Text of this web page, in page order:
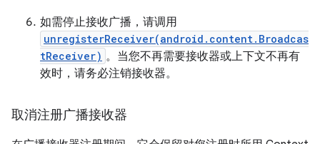
如需停止接收广播，请调用
unregisterReceiver(android.content.Broadcas
tReceiver) 。当您不再需要接收器或上下文不再有
效时，请务必注销接收器。
取消注册广播接收器